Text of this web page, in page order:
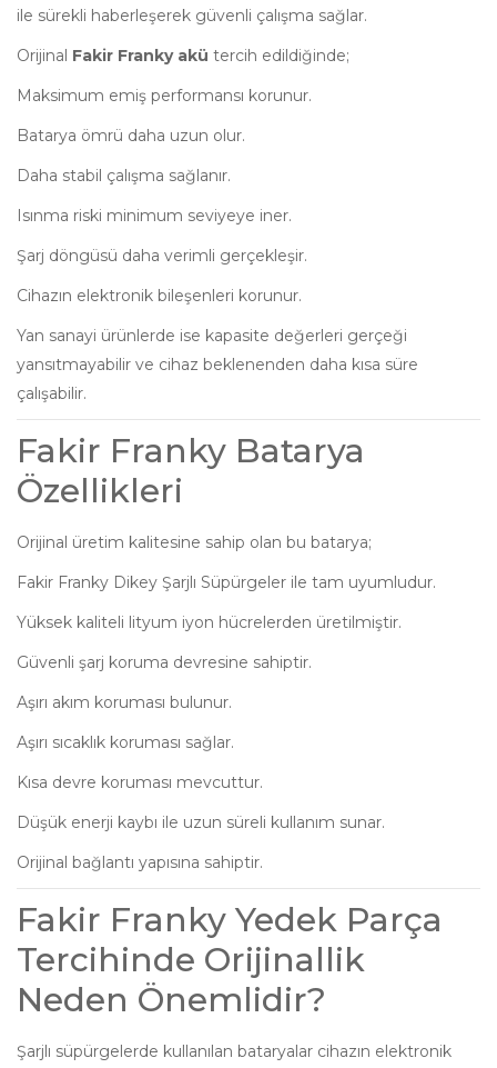
ile sürekli haberleşerek güvenli çalışma sağlar.
Orijinal Fakir Franky akü tercih edildiğinde;
Maksimum emiş performansı korunur.
Batarya ömrü daha uzun olur.
Daha stabil çalışma sağlanır.
Isınma riski minimum seviyeye iner.
Şarj döngüsü daha verimli gerçekleşir.
Cihazın elektronik bileşenleri korunur.
Yan sanayi ürünlerde ise kapasite değerleri gerçeği
yansıtmayabilir ve cihaz beklenenden daha kısa süre
çalışabilir.
Fakir Franky Batarya
Özellikleri
Orijinal üretim kalitesine sahip olan bu batarya;
Fakir Franky Dikey Şarjlı Süpürgeler ile tam uyumludur.
Yüksek kaliteli lityum iyon hücrelerden üretilmiştir.
Güvenli şarj koruma devresine sahiptir.
Aşırı akım koruması bulunur.
Aşırı sıcaklık koruması sağlar.
Kısa devre koruması mevcuttur.
Düşük enerji kaybı ile uzun süreli kullanım sunar.
Orijinal bağlantı yapısına sahiptir.
Fakir Franky Yedek Parça
Tercihinde Orijinallik
Neden Önemlidir?
Şarjlı süpürgelerde kullanılan bataryalar cihazın elektronik